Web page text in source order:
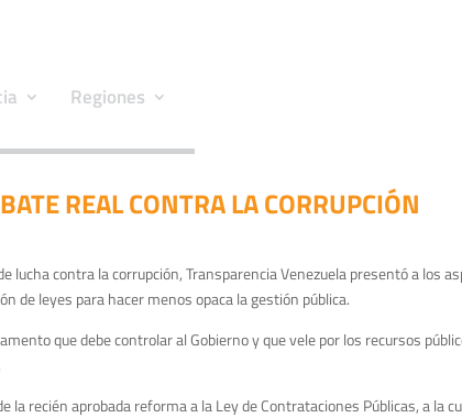
Regiones
REAL CONTRA LA CORRUPCIÓN
contra la corrupción, Transparencia Venezuela presentó a los
de leyes para hacer menos opaca la gestión pública.
que debe controlar al Gobierno y que vele por los recursos
recién aprobada reforma a la Ley de Contrataciones Públicas, a la